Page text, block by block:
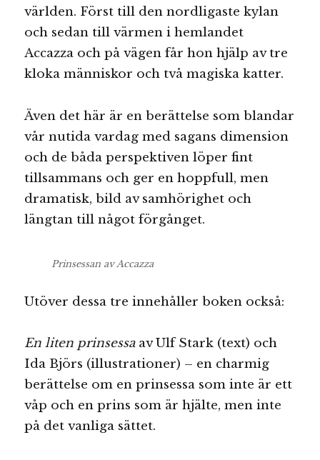
världen. Först till den nordligaste kylan
och sedan till värmen i hemlandet
Accazza och på vägen får hon hjälp av tre
kloka människor och två magiska katter.
Även det här är en berättelse som blandar
vår nutida vardag med sagans dimension
och de båda perspektiven löper fint
tillsammans och ger en hoppfull, men
dramatisk, bild av samhörighet och
längtan till något förgånget.
Prinsessan av Accazza
Utöver dessa tre innehåller boken också:
En liten prinsessaav Ulf Stark (text) och
Ida Björs (illustrationer) – en charmig
berättelse om en prinsessa som inte är ett
våp och en prins som är hjälte, men inte
på det vanliga sättet.